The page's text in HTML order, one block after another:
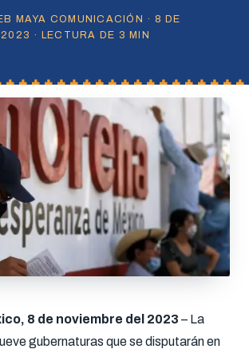
MAYA COMUNICACIÓN · 8 DE
· LECTURA DE 3 MIN
8 de noviembre del 2023 – La
gubernaturas que se disputarán en